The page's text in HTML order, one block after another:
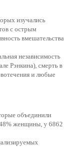
изучались
с острым
вмешательства
независимость
Рэнкина), смерть в
и любые
объединили
48% женщины, у 6862